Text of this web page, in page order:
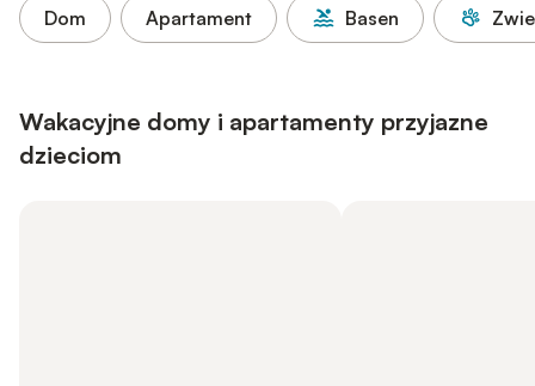
Dom Apartament Basen
Wakacyjne domy i apartamenty przyjazne
dzieciom